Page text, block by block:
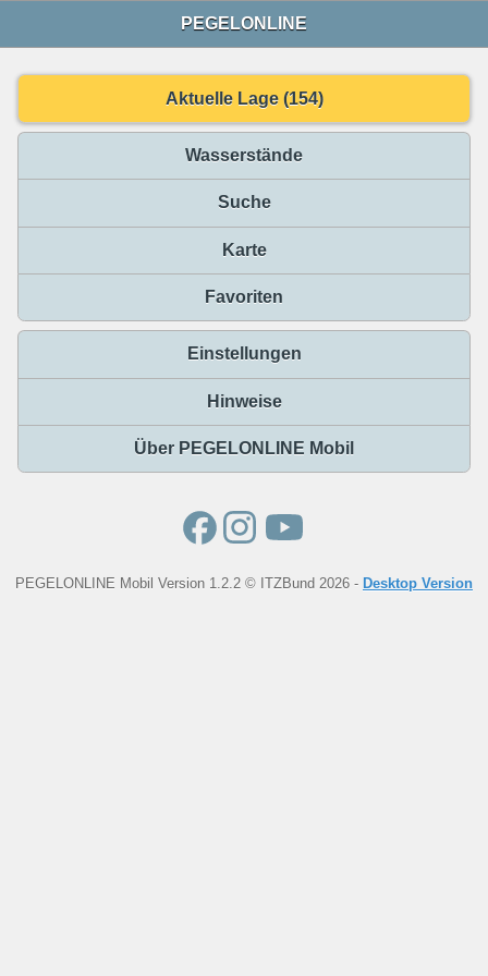
PEGELONLINE
Aktuelle Lage (154)
Wasserstände
Suche
Karte
Favoriten
Einstellungen
Hinweise
Über PEGELONLINE Mobil
PEGELONLINE Mobil Version 1.2.2 © ITZBund 2026 - Desktop Version